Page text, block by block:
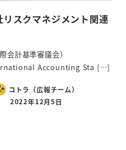
リスクマネジメント関連
会計基準審議会）
Accounting Sta […]
コトラ（広報チーム）
2022年12月5日